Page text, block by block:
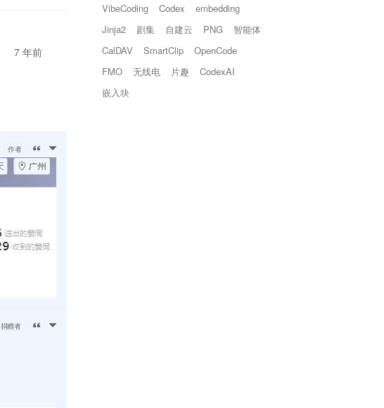
7 年前
作者
捐赠者
VibeCoding
Codex
embedding
Jinja2
剧集 自建云 PNG
智能体
CalDAV
SmartClip
OpenCode
FMO
无线电 片趣
CodexAI
嵌入块